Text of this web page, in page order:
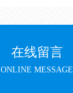
在线留言
ONLINE MESSAGE